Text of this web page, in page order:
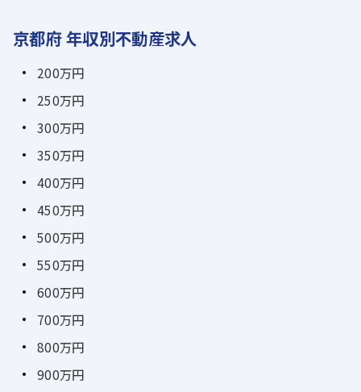
京都府 年収別不動産求人
200万円
250万円
300万円
350万円
400万円
450万円
500万円
550万円
600万円
700万円
800万円
900万円